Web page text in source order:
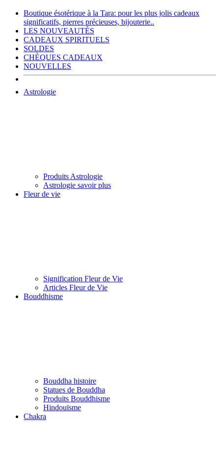
Boutique ésotérique à la Tara: pour les plus jolis cadeaux
significatifs, pierres précieuses, bijouterie..
LES NOUVEAUTÉS
CADEAUX SPIRITUELS
SOLDES
CHÈQUES CADEAUX
NOUVELLES
Astrologie
Produits Astrologie
Astrologie savoir plus
Fleur de vie
Signification Fleur de Vie
Articles Fleur de Vie
Bouddhisme
Bouddha histoire
Statues de Bouddha
Produits Bouddhisme
Hindouïsme
Chakra